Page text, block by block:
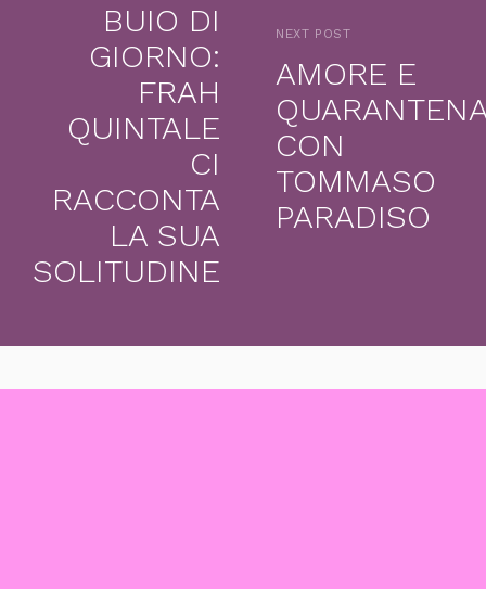
BUIO DI
GIORNO:
FRAH
QUINTALE
CI
RACCONTA
LA SUA
SOLITUDINE
NEXT POST
AMORE E
CON
TOMMASO
PARADISO